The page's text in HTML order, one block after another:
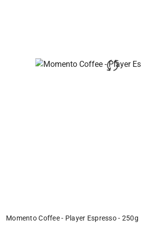
Momento Coffee - Player Espresso - 250g